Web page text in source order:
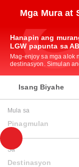
Mga Mura at
Hanapin ang
LGW papunta sa
Mag-enjoy sa mga alok
destinasyon. Simulan
Isang Biyahe
Mula sa
Pinagmulan
Sa
Destinasyon